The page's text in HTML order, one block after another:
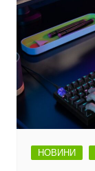
НОВИНИ